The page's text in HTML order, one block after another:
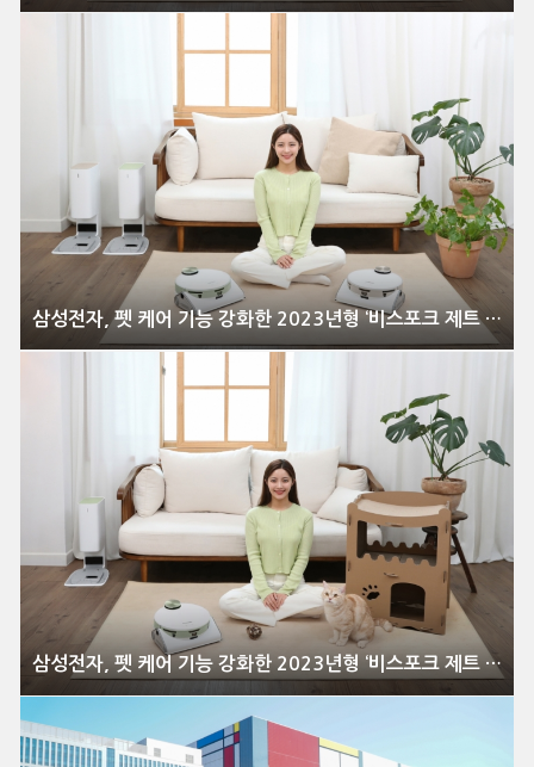
삼성전자, 펫 케어 기능 강화한 2023년형 ‘비스포크 제트 봇 AI’ 출시
삼성전자, 펫 케어 기능 강화한 2023년형 ‘비스포크 제트 봇 AI’ 출시